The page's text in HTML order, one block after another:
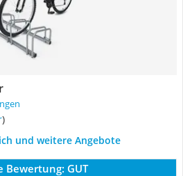
)
und weitere Angebote
Bewertung: GUT